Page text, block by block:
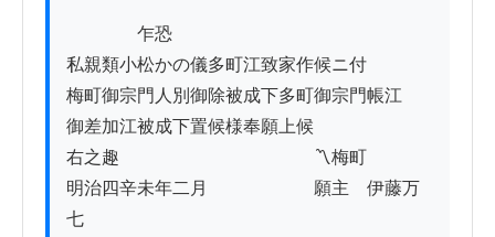
乍恐
私親類小松かの儀多町江致家作候ニ付
梅町御宗門人別御除被成下多町御宗門帳江
御差加江被成下置候様奉願上候
右之趣　　　　　　　　　　　〽梅町
明治四辛未年二月　　　　　　願主　伊藤万
七